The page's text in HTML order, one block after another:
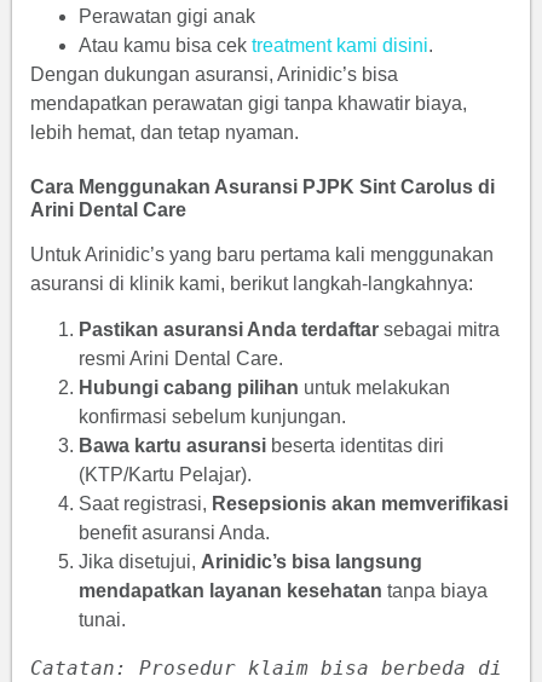
Perawatan gigi anak
Atau kamu bisa cek treatment kami disini.
Dengan dukungan asuransi, Arinidic’s bisa
mendapatkan perawatan gigi tanpa khawatir biaya,
lebih hemat, dan tetap nyaman.
Cara Menggunakan Asuransi PJPK Sint Carolus di
Arini Dental Care
Untuk Arinidic’s yang baru pertama kali menggunakan
asuransi di klinik kami, berikut langkah-langkahnya:
Pastikan asuransi Anda terdaftar sebagai mitra
resmi Arini Dental Care.
Hubungi cabang pilihan untuk melakukan
konfirmasi sebelum kunjungan.
Bawa kartu asuransi beserta identitas diri
(KTP/Kartu Pelajar).
Saat registrasi, Resepsionis akan memverifikasi
benefit asuransi Anda.
Jika disetujui, Arinidic’s bisa langsung
mendapatkan layanan kesehatan tanpa biaya
tunai.
Catatan: Prosedur klaim bisa berbeda di